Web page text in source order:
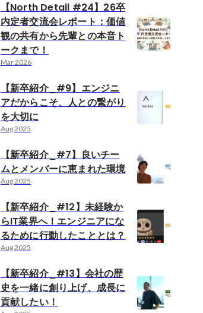
【North Detail #24】26卒
内定者交流会レポート：価値
観の共有から先輩との本音ト
ークまで！
Mar 2026
【新卒紹介_#9】エンジニ
アだからこそ、人との繋がり
を大切に
Aug 2025
【新卒紹介_#7】良いチー
ムとメンバーに恵まれた環境
Aug 2025
【新卒紹介_#12】未経験か
らIT業界へ！エンジニアにな
るために行動したこととは？
Aug 2025
【新卒紹介_#13】会社の歴
史を一緒に創り上げ、成長に
貢献したい！